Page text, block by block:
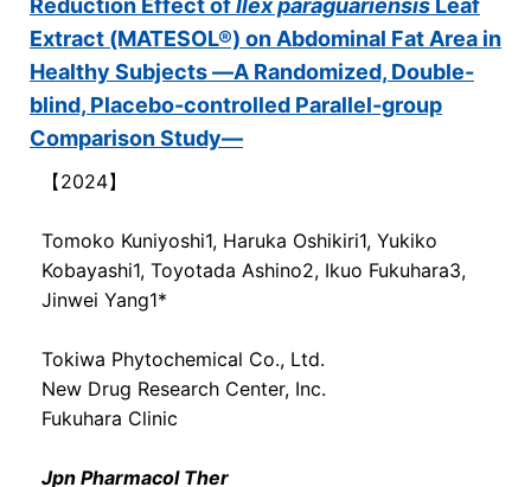
Reduction Effect ofIlex paraguariensis Leaf
Extract (MATESOL®) on Abdominal Fat Area in
Healthy Subjects ―A Randomized, Double-
blind, Placebo-controlled Parallel-group
Comparison Study―
【2024】
Tomoko Kuniyoshi1, Haruka Oshikiri1, Yukiko
Kobayashi1, Toyotada Ashino2, Ikuo Fukuhara3,
Jinwei Yang1*
Tokiwa Phytochemical Co., Ltd.
New Drug Research Center, Inc.
Fukuhara Clinic
Jpn Pharmacol Ther